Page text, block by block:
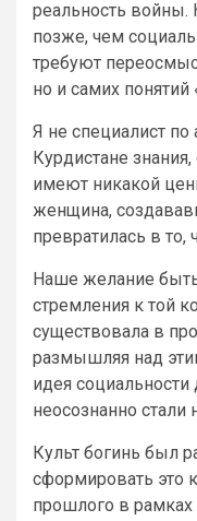
реальность войны.
позже, чем
требуют
но и самих
Я не специалист по
Курдистане
имеют никакой
женщина,
превратилась в то,
Наше желание быть
стремления к той
существовала в
размышляя над
идея
неосознанно стали
Культ богинь был
сформировать это
прошлого в